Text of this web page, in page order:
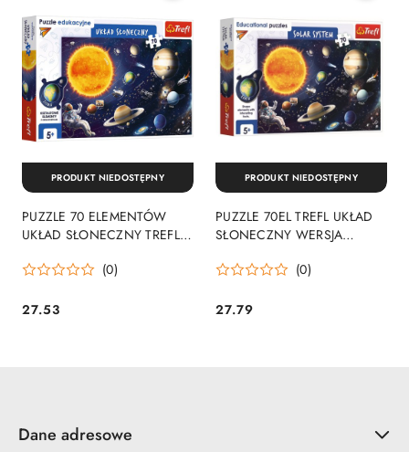
PUZZLE 70 ELEMENTÓW
UKŁAD SŁONECZNY TREFL
(0)
Cena:
27.53
PRODUKT NIEDOSTĘPNY
PUZZLE 70EL TREFL UKŁAD
SŁONECZNY WERSJA
15571 TREF
(0)
Cena:
27.79
PRODUKT NIEDOSTĘPNY
Dane adresowe